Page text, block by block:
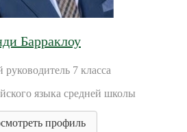
Барраклоу
7 класса
языка средней школы
профиль